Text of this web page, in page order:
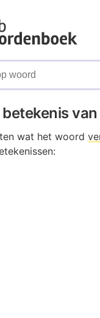
betekenis
wat het woord